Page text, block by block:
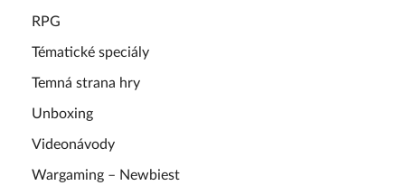
RPG
Tématické speciály
Temná strana hry
Unboxing
Videonávody
Wargaming – Newbiest